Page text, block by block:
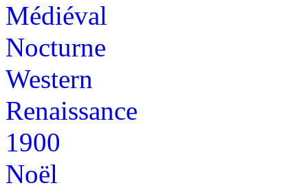
Médiéval
Nocturne
Western
Renaissance
1900
Noël